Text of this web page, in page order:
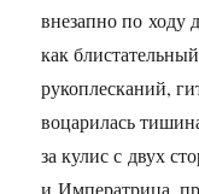
внезапно по ходу
как
рукоплесканий,
воцарилась
за кулис с двух
и Императрица,